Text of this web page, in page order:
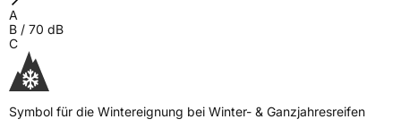
A
B / 70 dB
C
Symbol für die Wintereignung bei Winter- & Ganzjahresreifen